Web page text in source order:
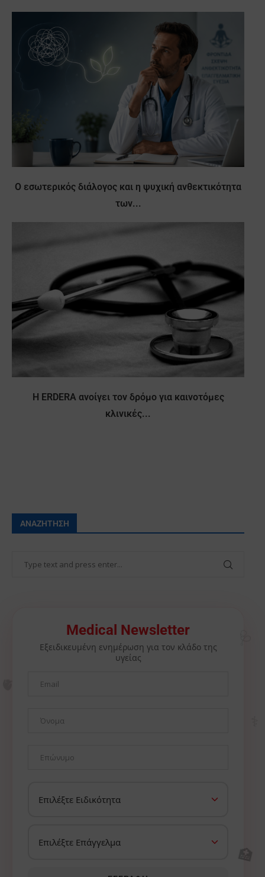
Ο εσωτερικός διάλογος και η ψυχική ανθεκτικότητα
των...
Η ERDERA ανοίγει τον δρόμο για καινοτόμες
κλινικές...
ΑΝΑΖΉΤΗΣΗ
Medical Newsletter
Εξειδικευμένη ενημέρωση για τον κλάδο της
υγείας